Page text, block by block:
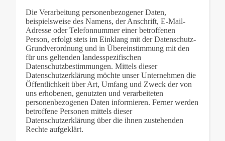
Die Verarbeitung personenbezogener Daten,
beispielsweise des Namens, der Anschrift, E-Mail-
Adresse oder Telefonnummer einer betroffenen
Person, erfolgt stets im Einklang mit der Datenschutz-
Grundverordnung und in Übereinstimmung mit den
für uns geltenden landesspezifischen
Datenschutzbestimmungen. Mittels dieser
Datenschutzerklärung möchte unser Unternehmen die
Öffentlichkeit über Art, Umfang und Zweck der von
uns erhobenen, genutzten und verarbeiteten
personenbezogenen Daten informieren. Ferner werden
betroffene Personen mittels dieser
Datenschutzerklärung über die ihnen zustehenden
Rechte aufgeklärt.